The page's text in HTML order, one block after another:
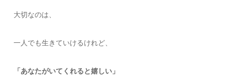
大切なのは、
一人でも生きていけるけれど、
「あなたがいてくれると嬉しい」